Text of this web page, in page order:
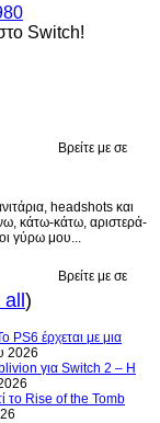
Βρείτε με σε
headshots και
κάτω-κάτω, αριστερά-
γύρω μου...
Βρείτε με σε
all)
PS6 έρχεται με μια
2026
για Switch 2 – Η
το Rise of the Tomb